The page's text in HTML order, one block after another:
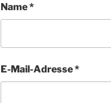
Name*
E-Mail-Adresse*